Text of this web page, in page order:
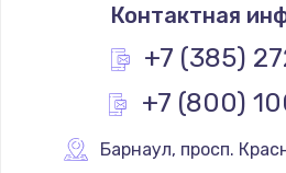
2000 руб.
Замена
Контактная
+7 (385)
+7 (800)
Барнаул, просп.